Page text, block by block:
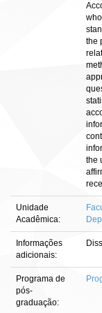
the
the
Unidade
Acadêmica:
Informações
adicionais:
Programa de
pós-
graduação: